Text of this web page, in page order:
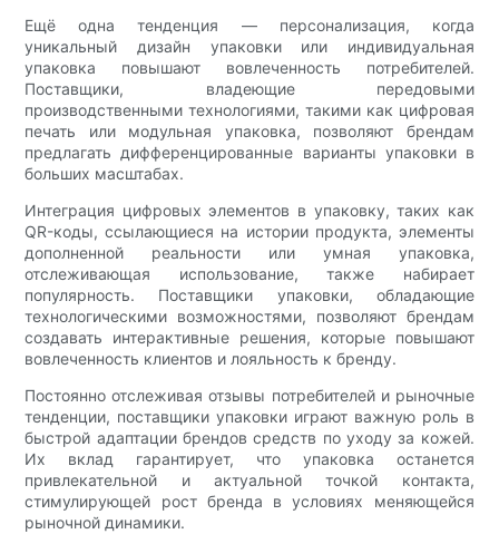
Ещё одна тенденция — персонализация, когда
уникальный дизайн упаковки или индивидуальная
упаковка повышают вовлеченность потребителей.
Поставщики, владеющие передовыми
производственными технологиями, такими как цифровая
печать или модульная упаковка, позволяют брендам
предлагать дифференцированные варианты упаковки в
больших масштабах.
Интеграция цифровых элементов в упаковку, таких как
QR-коды, ссылающиеся на истории продукта, элементы
дополненной реальности или умная упаковка,
отслеживающая использование, также набирает
популярность. Поставщики упаковки, обладающие
технологическими возможностями, позволяют брендам
создавать интерактивные решения, которые повышают
вовлеченность клиентов и лояльность к бренду.
Постоянно отслеживая отзывы потребителей и рыночные
тенденции, поставщики упаковки играют важную роль в
быстрой адаптации брендов средств по уходу за кожей.
Их вклад гарантирует, что упаковка останется
привлекательной и актуальной точкой контакта,
стимулирующей рост бренда в условиях меняющейся
рыночной динамики.